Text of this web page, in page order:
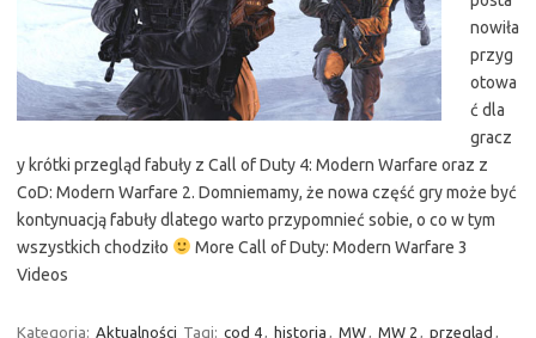
nowiła
przyg
otowa
ć dla
gracz
y krótki przegląd fabuły z Call of Duty 4: Modern Warfare oraz z
CoD: Modern Warfare 2. Domniemamy, że nowa część gry może być
kontynuacją fabuły dlatego warto przypomnieć sobie, o co w tym
wszystkich chodziło
More Call of Duty: Modern Warfare 3
Videos
Kategoria: Aktualności Tagi: cod 4 historia MW MW 2 przegląd